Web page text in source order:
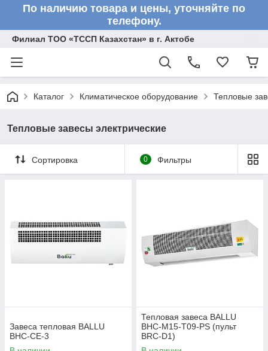
По наличию товара и цены, уточняйте по
телефону.
Филиал ТОО «ТССП Казахстан» в г. Актобе
Каталог Климатическое оборудование Тепловые
Тепловые завесы электрические
Сортировка 0 Фильтры
Завеса тепловая BALLU
BHC-CE-3
Тепловая завеса BALLU
BHC-M15-T09-PS (пульт
BRC-D1)